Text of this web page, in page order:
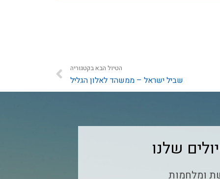
הטיול הבא בקטגוריה
שביל ישראל – ממשהד לאלון הגליל
שלנו
ומלחמות